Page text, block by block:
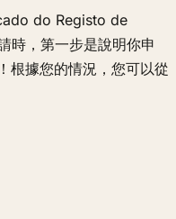
do Registo de
時，第一步是說明你申
根據您的情況，您可以從